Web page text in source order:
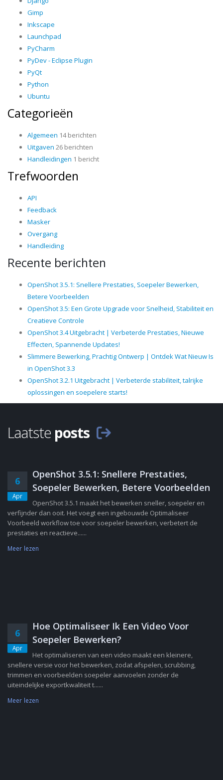
Gimp
Inkscape
Launchpad
PyCharm
PyDev - Eclipse Plugin
PyQt
Python
Ubuntu
Categorieën
Algemeen 14 berichten
Uitgaven 26 berichten
Handleidingen 1 bericht
Trefwoorden
API
Feedback
Masker
Overgang
Handleiding
Recente berichten
OpenShot 3.5.1: Snellere Prestaties, Soepeler Bewerken,
Betere Voorbeelden
OpenShot 3.5: Een Grote Upgrade voor Snelheid, Stabiliteit en
Creatieve Controle
OpenShot 3.4 Uitgebracht | Verbeterde Prestaties, Nieuwe
Effecten, Spannende Updates!
Slimmere Bewerking, Prachtig Ontwerp | Ontdek Wat Nieuw Is
in OpenShot 3.3
OpenShot 3.2.1 Uitgebracht | Verbeterde stabiliteit, talrijke
oplossingen en soepelere starts!
Laatste posts
6
Apr
OpenShot 3.5.1: Snellere Prestaties,
Soepeler Bewerken, Betere Voorbeelden
OpenShot 3.5.1 maakt het bewerken sneller, soepeler en
verfijnder dan ooit. Het voegt een ingebouwde Optimaliseer
Voorbeeld workflow toe voor soepeler bewerken, verbetert de
prestaties en reactieve......
Meer lezen
6
Apr
Hoe Optimaliseer Ik Een Video Voor
Soepeler Bewerken?
Het optimaliseren van een video maakt een kleinere,
snellere versie voor het bewerken, zodat afspelen, scrubbing,
trimmen en voorbeelden soepeler aanvoelen zonder de
uiteindelijke exportkwaliteit t......
Meer lezen